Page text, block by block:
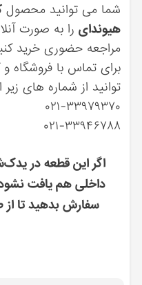
شما می توانید محصول
هیوندای را به صورت
مراجعه حضوری خرید
برای تماس با فروشگاه
توانید از شماره های زیر
۰۲۱-۳۳۹۷۹۳۷۰
۰۲۱-۳۳۹۴۶۷۸۸
اگر این قطعه در
داخلی هم یافت
سفارش بدهید تا از